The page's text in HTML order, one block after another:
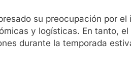
su preocupación por
y logísticas. En tanto,
durante la temporada